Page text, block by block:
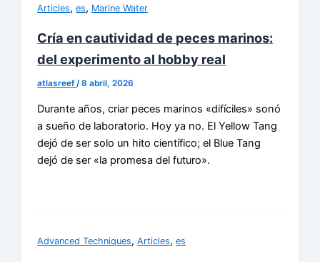
Articles,es, Marine Water
Cría en cautividad de peces marinos:
del experimento al hobby real
atlasreef/8 abril, 2026
Durante años, criar peces marinos «difíciles» sonó
a sueño de laboratorio. Hoy ya no. El Yellow Tang
dejó de ser solo un hito científico; el Blue Tang
dejó de ser «la promesa del futuro».
Advanced Techniques,Articles,es